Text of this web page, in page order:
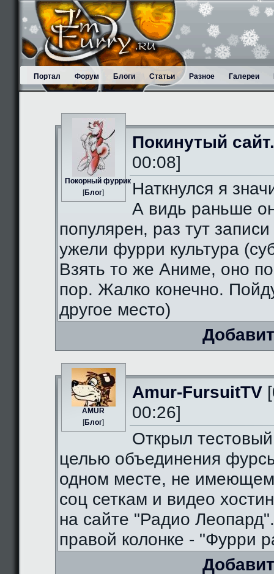
Портал Форум Блоги Статьи Разное Галереи
Пoкорный фуррик
[Блог]
Покинутый сайт.
00:08]
Наткнулся я
А видь раньше
популярен, раз тут
ужели фурри культура
Взять то же Аниме, оно
пор. Жалко конечно.
другое место)
AMUR
[Блог]
Amur-FursuitTV
00:26]
Открыл
целью объединения
одном месте, не
соц сеткам и видео
на сайте "Радио
правой колонке - "Фурри